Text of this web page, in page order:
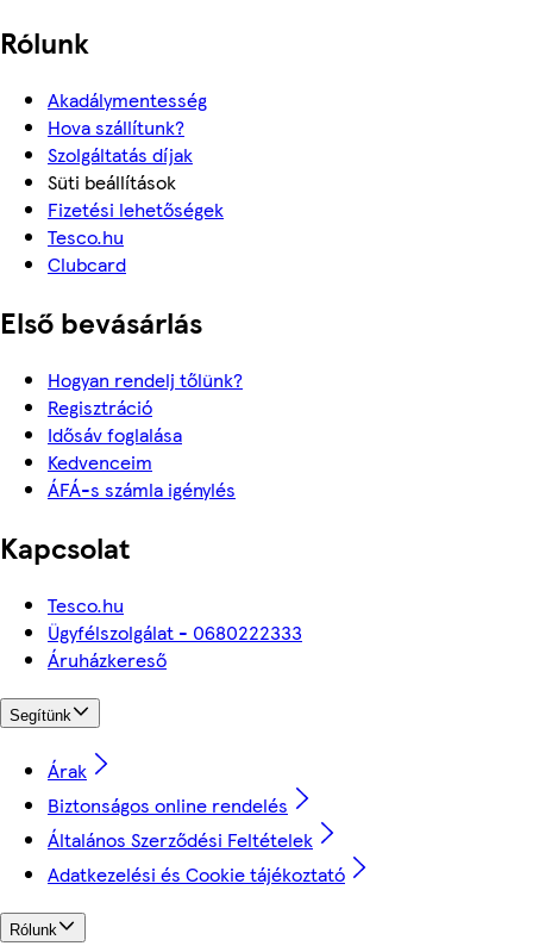
Rólunk
Akadálymentesség
Hova szállítunk?
Szolgáltatás díjak
Süti beállítások
Fizetési lehetőségek
Tesco.hu
Clubcard
Első bevásárlás
Hogyan rendelj tőlünk?
Regisztráció
Idősáv foglalása
Kedvenceim
ÁFÁ-s számla igénylés
Kapcsolat
Tesco.hu
Ügyfélszolgálat - 0680222333
Áruházkereső
Segítünk
Árak
Biztonságos online rendelés
Általános Szerződési Feltételek
Adatkezelési és Cookie tájékoztató
Rólunk